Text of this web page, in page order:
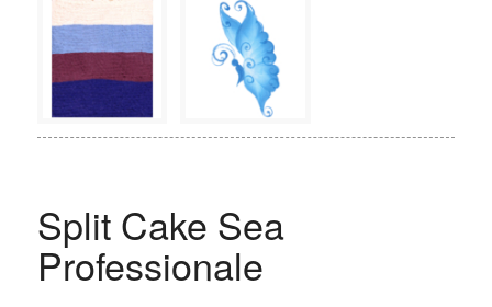
Split Cake Sea
Professionale